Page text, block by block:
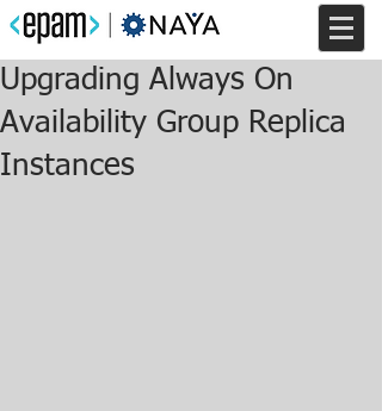
Upgrading Always On
Availability Group Replica
Instances